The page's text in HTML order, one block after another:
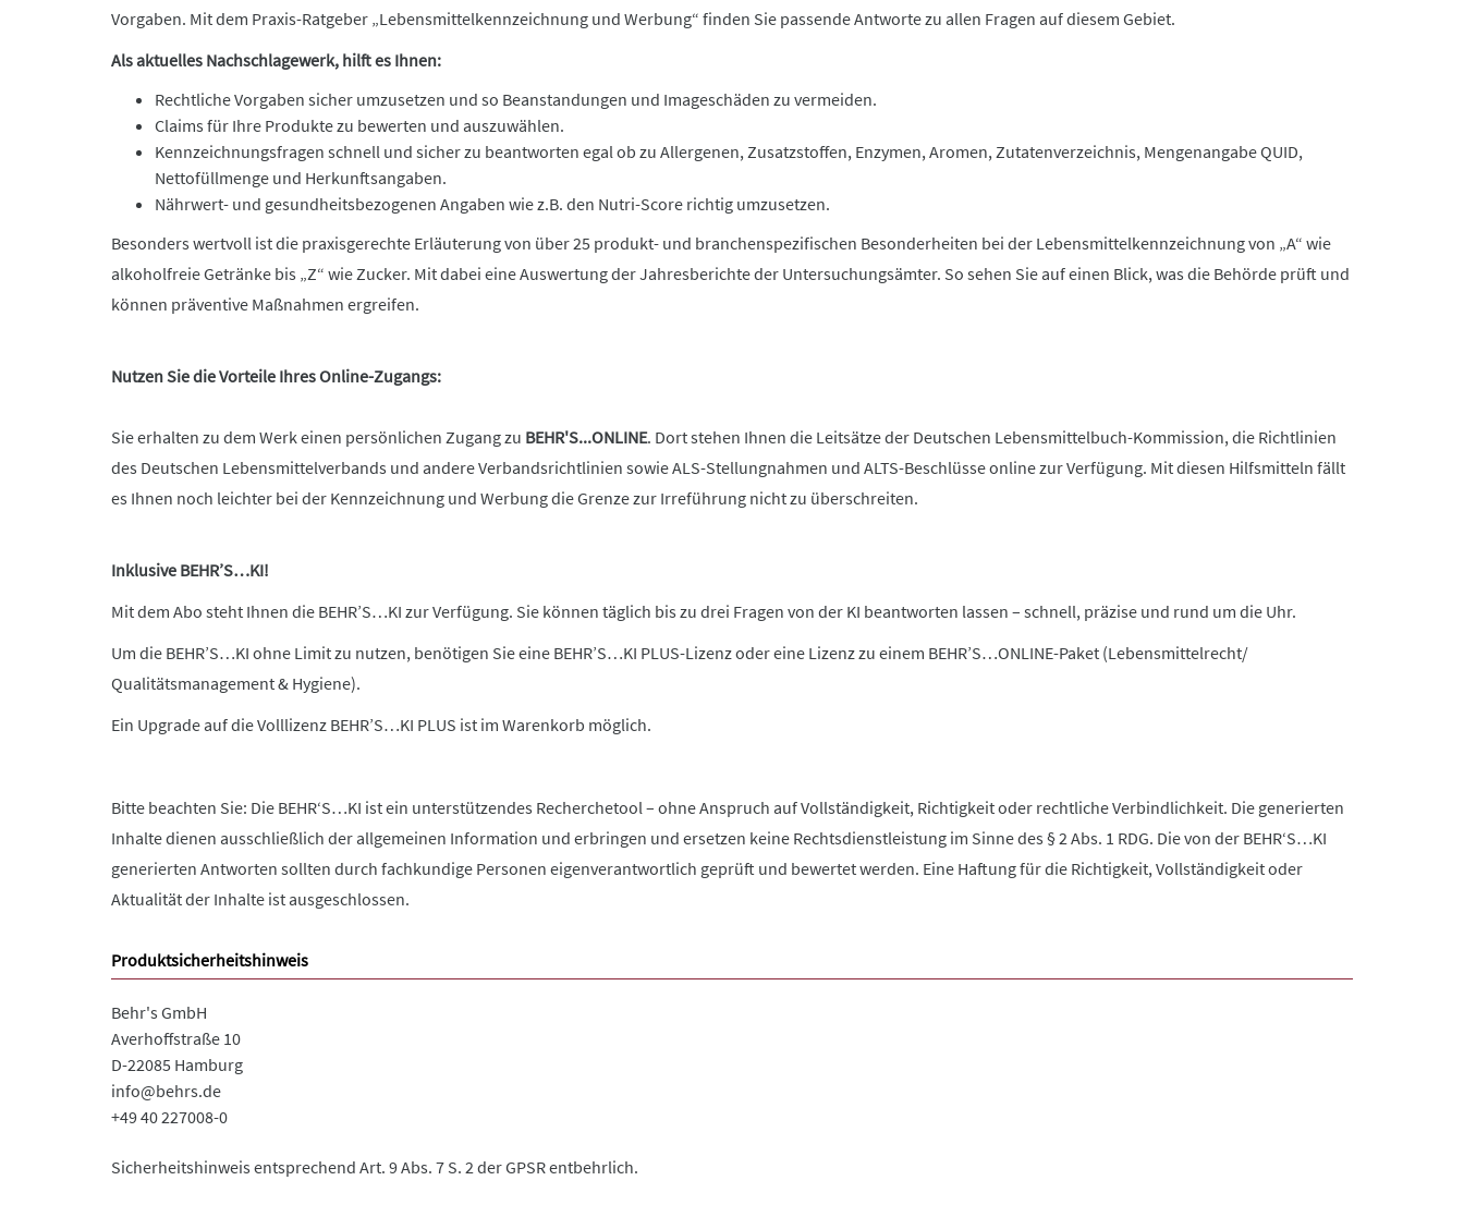
Vorgaben. Mit dem Praxis-Ratgeber „Lebensmittelkennzeichnung und Werbung“ finden Sie passende Antworte zu allen Fragen auf diesem Gebiet.
Als aktuelles Nachschlagewerk, hilft es Ihnen:
Rechtliche Vorgaben sicher umzusetzen und so Beanstandungen und Imageschäden zu vermeiden.
Claims für Ihre Produkte zu bewerten und auszuwählen.
Kennzeichnungsfragen schnell und sicher zu beantworten egal ob zu Allergenen, Zusatzstoffen, Enzymen, Aromen, Zutatenverzeichnis, Mengenangabe QUID,
Nettofüllmenge und Herkunftsangaben.
Nährwert- und gesundheitsbezogenen Angaben wie z.B. den Nutri-Score richtig umzusetzen.
Besonders wertvoll ist die praxisgerechte Erläuterung von über 25 produkt- und branchenspezifischen Besonderheiten bei der Lebensmittelkennzeichnung von „A“ wie
alkoholfreie Getränke bis „Z“ wie Zucker. Mit dabei eine Auswertung der Jahresberichte der Untersuchungsämter. So sehen Sie auf einen Blick, was die Behörde prüft und
können präventive Maßnahmen ergreifen.
Nutzen Sie die Vorteile Ihres Online-Zugangs:
Sie erhalten zu dem Werk einen persönlichen Zugang zu BEHR'S...ONLINE. Dort stehen Ihnen die Leitsätze der Deutschen Lebensmittelbuch-Kommission, die Richtlinien
des Deutschen Lebensmittelverbands und andere Verbandsrichtlinien sowie ALS-Stellungnahmen und ALTS-Beschlüsse online zur Verfügung. Mit diesen Hilfsmitteln fällt
es Ihnen noch leichter bei der Kennzeichnung und Werbung die Grenze zur Irreführung nicht zu überschreiten.
Inklusive BEHR’S…KI!
Mit dem Abo steht Ihnen die BEHR’S…KI zur Verfügung. Sie können täglich bis zu drei Fragen von der KI beantworten lassen – schnell, präzise und rund um die Uhr.
Um die BEHR’S…KI ohne Limit zu nutzen, benötigen Sie eine BEHR’S…KI PLUS-Lizenz oder eine Lizenz zu einem BEHR’S…ONLINE-Paket (Lebensmittelrecht/
Qualitätsmanagement & Hygiene).
Ein Upgrade auf die Volllizenz BEHR’S…KI PLUS ist im Warenkorb möglich.
Bitte beachten Sie: Die BEHR‘S…KI ist ein unterstützendes Recherchetool – ohne Anspruch auf Vollständigkeit, Richtigkeit oder rechtliche Verbindlichkeit. Die generierten
Inhalte dienen ausschließlich der allgemeinen Information und erbringen und ersetzen keine Rechtsdienstleistung im Sinne des § 2 Abs. 1 RDG. Die von der BEHR‘S…KI
generierten Antworten sollten durch fachkundige Personen eigenverantwortlich geprüft und bewertet werden. Eine Haftung für die Richtigkeit, Vollständigkeit oder
Aktualität der Inhalte ist ausgeschlossen.
Produktsicherheitshinweis
Behr's GmbH
Averhoffstraße 10
D-22085 Hamburg
info@behrs.de
+49 40 227008-0
Sicherheitshinweis entsprechend Art. 9 Abs. 7 S. 2 der GPSR entbehrlich.